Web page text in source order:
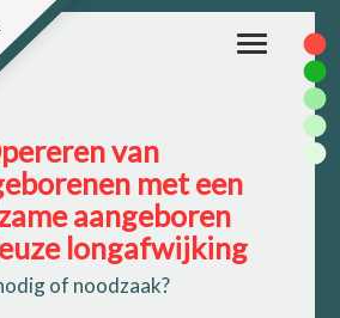
Toggle
navigation
met een
aangeboren
longafwijking
of noodzaak?